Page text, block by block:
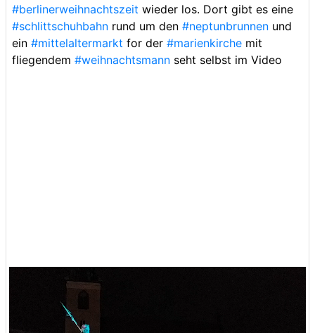
#berlinerweihnachtszeit wieder los. Dort gibt es eine
#schlittschuhbahn rund um den #neptunbrunnen und
ein #mittelaltermarkt for der #marienkirche mit
fliegendem #weihnachtsmann seht selbst im Video